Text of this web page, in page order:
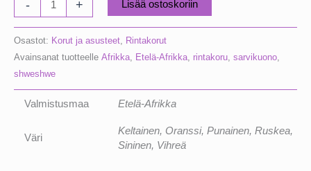
-
rintakoru
+ Lisää ostoskoriin
Osastot: Korut ja asusteet
Rintakorut
Avainsanat tuotteelle Afrikka Etelä-Afrikka rintakoru sarvikuono
shweshwe
Valmistusmaa Etelä-Afrikka
Väri
Keltainen, Oranssi, Punainen, Ruskea,
Sininen, Vihreä